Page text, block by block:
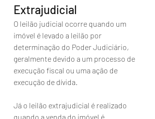
Extrajudicial
O leilão judicial ocorre quando um
imóvel é levado a leilão por
determinação do Poder Judiciário,
geralmente devido a um processo de
execução fiscal ou uma ação de
execução de dívida.
Já o leilão extrajudicial é realizado
quando a venda do imóvel é